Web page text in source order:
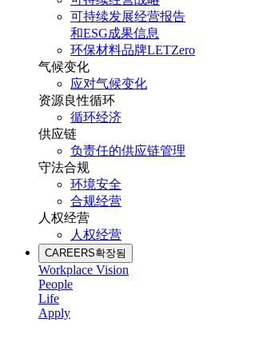
可持续发展经营报告
和ESG成果信息
环保材料品牌LETZero
气候变化
应对气候变化
资源良性循环
循环经济
供应链
负责任的供应链管理
守法合规
环境安全
合规经营
人权经营
人权经营
CAREERS확장됨
Workplace Vision
People
Life
Apply